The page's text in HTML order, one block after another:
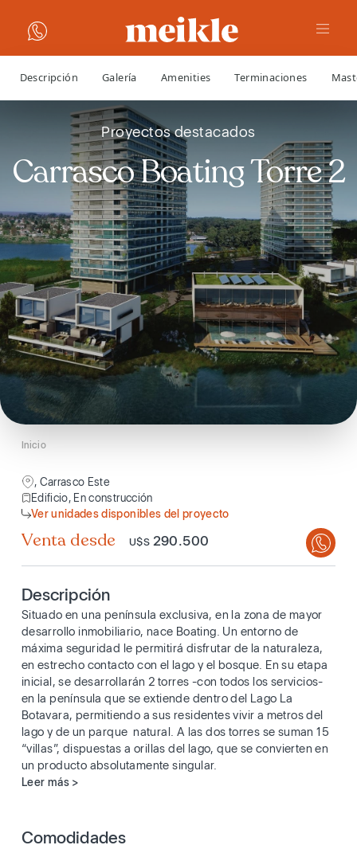
Descripción Galería Amenities Terminaciones
Proyectos destacados
Carrasco Boating Torre 2
Inicio
, Carrasco Este
Edificio, En construcción
Ver unidades disponibles del proyecto
Venta desde U$S 290.500
Descripción
Situado en una península exclusiva, en la zona de mayor
desarrollo inmobiliario, nace Boating. Un entorno de
máxima seguridad le permitirá disfrutar de la naturaleza,
en estrecho contacto con el lago y el bosque. En su etapa
inicial, se desarrollarán 2 torres -con todos los servicios-
en la península que se extiende dentro del Lago La
Botavara, permitiendo a sus residentes vivir a metros del
lago y de un parque natural. A las dos torres se suman 15
“villas”, dispuestas a orillas del lago, que se convierten en
un producto absolutamente singular.
Leer más >
Comodidades